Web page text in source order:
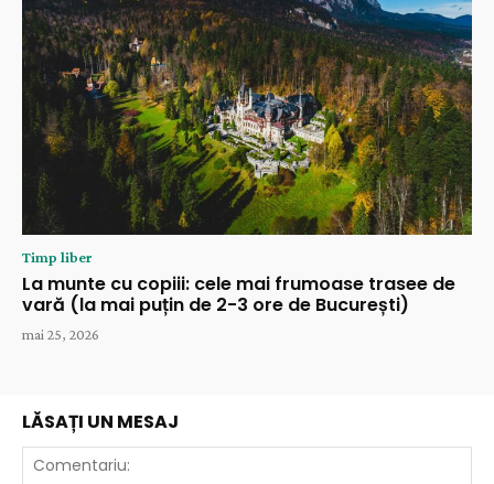
Timp liber
La munte cu copiii: cele mai frumoase trasee de
vară (la mai puțin de 2-3 ore de București)
mai 25, 2026
LĂSAȚI UN MESAJ